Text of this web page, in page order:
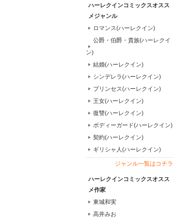
ハーレクインコミックスオスス
メジャンル
ロマンス(ハーレクイン)
公爵・伯爵・貴族(ハーレクイ
ン)
結婚(ハーレクイン)
シンデレラ(ハーレクイン)
プリンセス(ハーレクイン)
王女(ハーレクイン)
復讐(ハーレクイン)
ボディーガード(ハーレクイン)
契約(ハーレクイン)
ギリシャ人(ハーレクイン)
ジャンル一覧はコチラ
ハーレクインコミックスオスス
メ作家
東城和実
高井みお